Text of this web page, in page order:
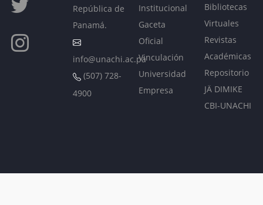
República de
Panamá.
info@unachi.ac.pa
(507) 728-
4900
Institucional
Gaceta
Oficial
Vinculación
Universidad
Empresa
Bibliotecas
Virtuales
Revistas
Académicas
Repositorio
JÄ DIMIKE
CBI-UNACHI